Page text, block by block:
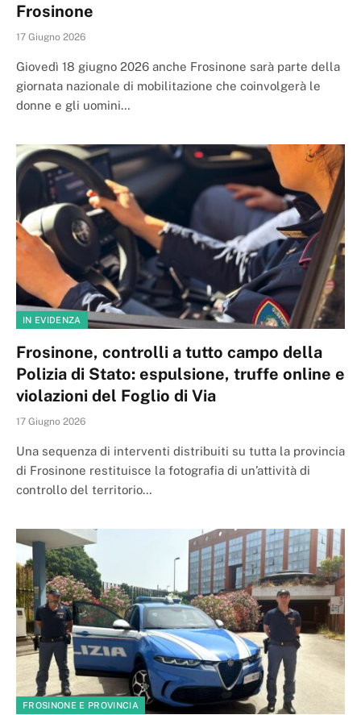
Frosinone
17 Giugno 2026
Giovedì 18 giugno 2026 anche Frosinone sarà parte della
giornata nazionale di mobilitazione che coinvolgerà le
donne e gli uomini…
IN EVIDENZA
Frosinone, controlli a tutto campo della
Polizia di Stato: espulsione, truffe online e
violazioni del Foglio di Via
17 Giugno 2026
Una sequenza di interventi distribuiti su tutta la provincia
di Frosinone restituisce la fotografia di un’attività di
controllo del territorio…
FROSINONE E PROVINCIA